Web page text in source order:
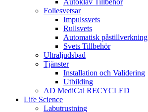
Autoklav Tillbehör
Foliesvetsar
Impulssvets
Rullsvets
Automatisk påstillverkning
Svets Tillbehör
Ultraljudsbad
Tjänster
Installation och Validering
Utbilding
AD MediCal RECYCLED
Life Science
Labutrustning